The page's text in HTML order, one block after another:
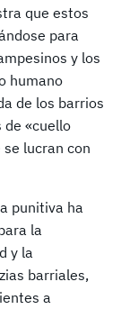
que estos
para
y los
humano
de los barrios
«cuello
lucran con
punitiva ha
la
y la
barriales,
a